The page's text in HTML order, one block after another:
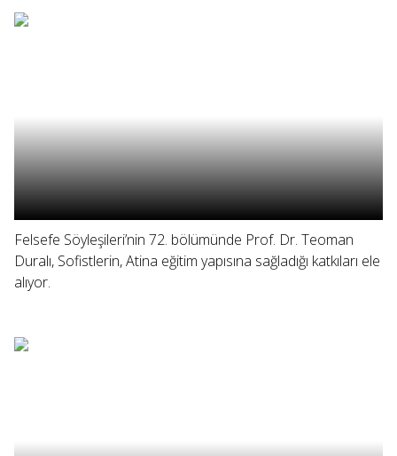
Felsefe Söyleşileri’nin 72. bölümünde Prof. Dr. Teoman
Duralı, Sofistlerin, Atina eğitim yapısına sağladığı katkıları ele
alıyor.